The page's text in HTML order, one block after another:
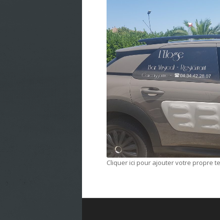
Cliquer ici pour ajouter votre propre